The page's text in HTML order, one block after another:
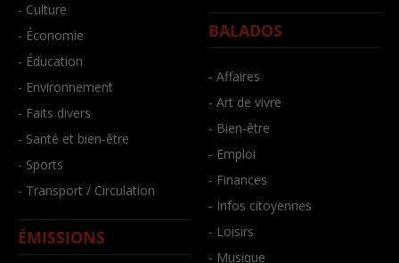
- Culture
- Économie
- Éducation
- Environnement
- Faits divers
- Santé et bien-être
- Sports
- Transport / Circulation
ÉMISSIONS
BALADOS
- Affaires
- Art de vivre
- Bien-être
- Emploi
- Finances
- Infos citoyennes
- Loisirs
- Musique